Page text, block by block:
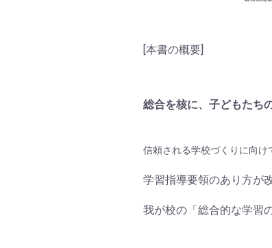
[本書の概要]
総合を核に、子どもたち
信頼される学校づくりに向け
学習指導要領のあり方が
我が校の「総合的な学習